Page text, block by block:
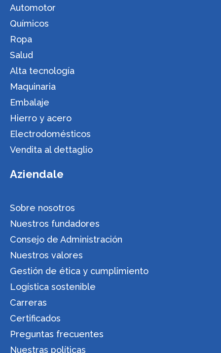
Automotor
Químicos
Ropa
Salud
Alta tecnología
Maquinaria
Embalaje
Hierro y acero
Electrodomésticos
Vendita al dettaglio
Aziendale
Sobre nosotros
Nuestros fundadores
Consejo de Administración
Nuestros valores
Gestión de ética y cumplimiento
Logística sostenible
Carreras
Certificados
Preguntas frecuentes
Nuestras políticas